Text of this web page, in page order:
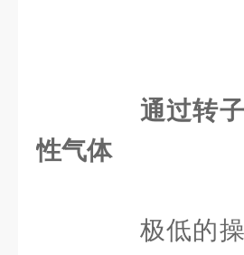
通过转
性气体
极低的操